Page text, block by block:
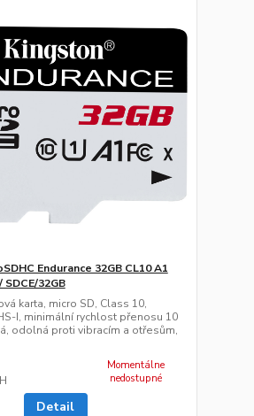
Endurance 32GB CL10 A1
32GB
karta, micro SD, Class 10,
I, minimální rychlost přenosu 10
odolná proti vibracím a otřesům,
Momentálne
nedostupné
Detail